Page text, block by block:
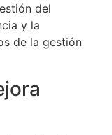
del
y la
de la gestión